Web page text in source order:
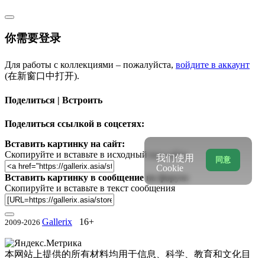
你需要登录
Для работы с коллекциями – пожалуйста, войдите в аккаунт
(在新窗口中打开).
Поделиться | Встроить
Поделиться ссылкой в соцсетях:
Вставить картинку на сайт:
Скопируйте и вставьте в исходный код сайта
Вставить картинку в сообщение на форум:
Скопируйте и вставьте в текст сообщения
2009-2026 Gallerix 16+
本网站上提供的所有材料均用于信息、科学、教育和文化目
同意
我们使用
Cookie